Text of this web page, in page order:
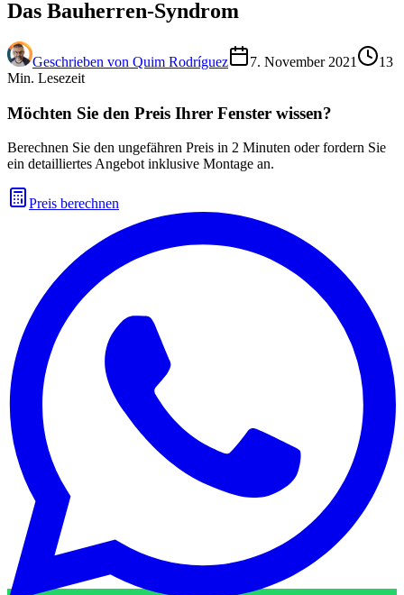
Das Bauherren-Syndrom
Geschrieben von Quim Rodríguez 7. November 2021
13
Min. Lesezeit
Möchten Sie den Preis Ihrer Fenster wissen?
Berechnen Sie den ungefähren Preis in 2 Minuten oder fordern Sie
ein detailliertes Angebot inklusive Montage an.
Preis berechnen